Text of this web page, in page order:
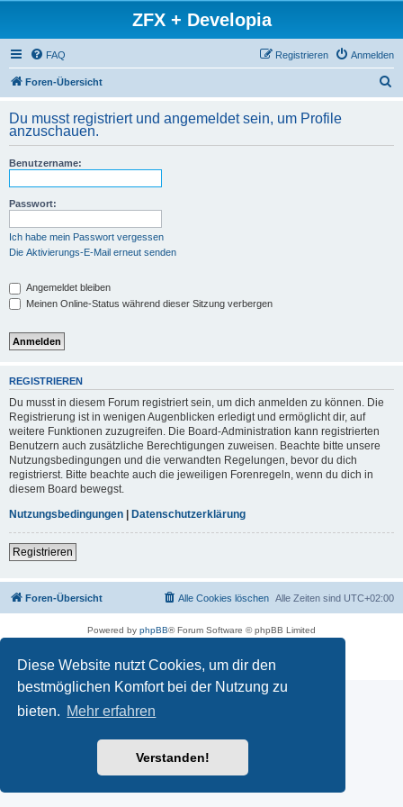
Diese Website nutzt Cookies, um dir den
bestmöglichen Komfort bei der Nutzung zu
bieten. Mehr erfahren
Verstanden!
ZFX + Developia
FAQ Anmelden
Registrieren
Foren-Übersicht
h
Du musst registriert und angemeldet sein, um Profile
anzuschauen.
Benutzername:
Passwort:
Ich habe mein Passwort vergessen
Die Aktivierungs-E-Mail erneut senden
Angemeldet bleiben
Meinen Online-Status während dieser Sitzung verbergen
REGISTRIEREN
Du musst in diesem Forum registriert sein, um dich anmelden zu können. Die
Registrierung ist in wenigen Augenblicken erledigt und ermöglicht dir, auf
weitere Funktionen zuzugreifen. Die Board-Administration kann registrierten
Benutzern auch zusätzliche Berechtigungen zuweisen. Beachte bitte unsere
Nutzungsbedingungen und die verwandten Regelungen, bevor du dich
registrierst. Bitte beachte auch die jeweiligen Forenregeln, wenn du dich in
diesem Board bewegst.
Nutzungsbedingungen | Datenschutzerklärung
Registrieren
Foren-Übersicht Alle Zeiten sind UTC+02:00
Alle Cookies löschen
Powered by phpBB® Forum Software © phpBB Limited
Datenschutz|Nutzungsbedingungen